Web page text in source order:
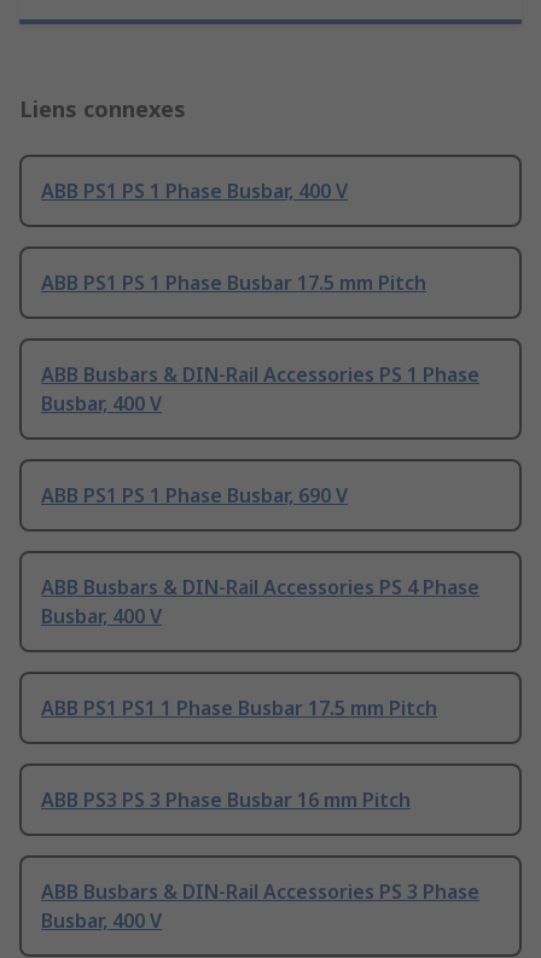
Liens connexes
ABB PS1 PS 1 Phase Busbar, 400 V
ABB PS1 PS 1 Phase Busbar 17.5 mm Pitch
ABB Busbars & DIN-Rail Accessories PS 1 Phase
Busbar, 400 V
ABB PS1 PS 1 Phase Busbar, 690 V
ABB Busbars & DIN-Rail Accessories PS 4 Phase
Busbar, 400 V
ABB PS1 PS1 1 Phase Busbar 17.5 mm Pitch
ABB PS3 PS 3 Phase Busbar 16 mm Pitch
ABB Busbars & DIN-Rail Accessories PS 3 Phase
Busbar, 400 V